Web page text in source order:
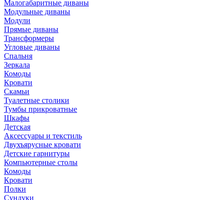
Малогабаритные диваны
Модульные диваны
Модули
Прямые диваны
Трансформеры
Угловые диваны
Спальня
Зеркала
Комоды
Кровати
Скамьи
Туалетные столики
Тумбы прикроватные
Шкафы
Детская
Аксессуары и текстиль
Двухъярусные кровати
Детские гарнитуры
Компьютерные столы
Комоды
Кровати
Полки
Сундуки